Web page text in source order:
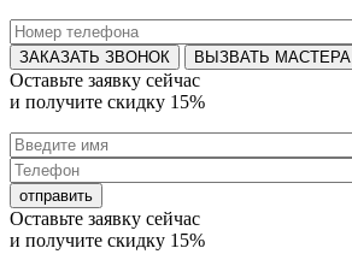
ВЫЗВАТЬ МАСТЕРА
Оставьте заявку сейчас
и получите скидку 15%
Оставьте заявку сейчас
и получите скидку 15%